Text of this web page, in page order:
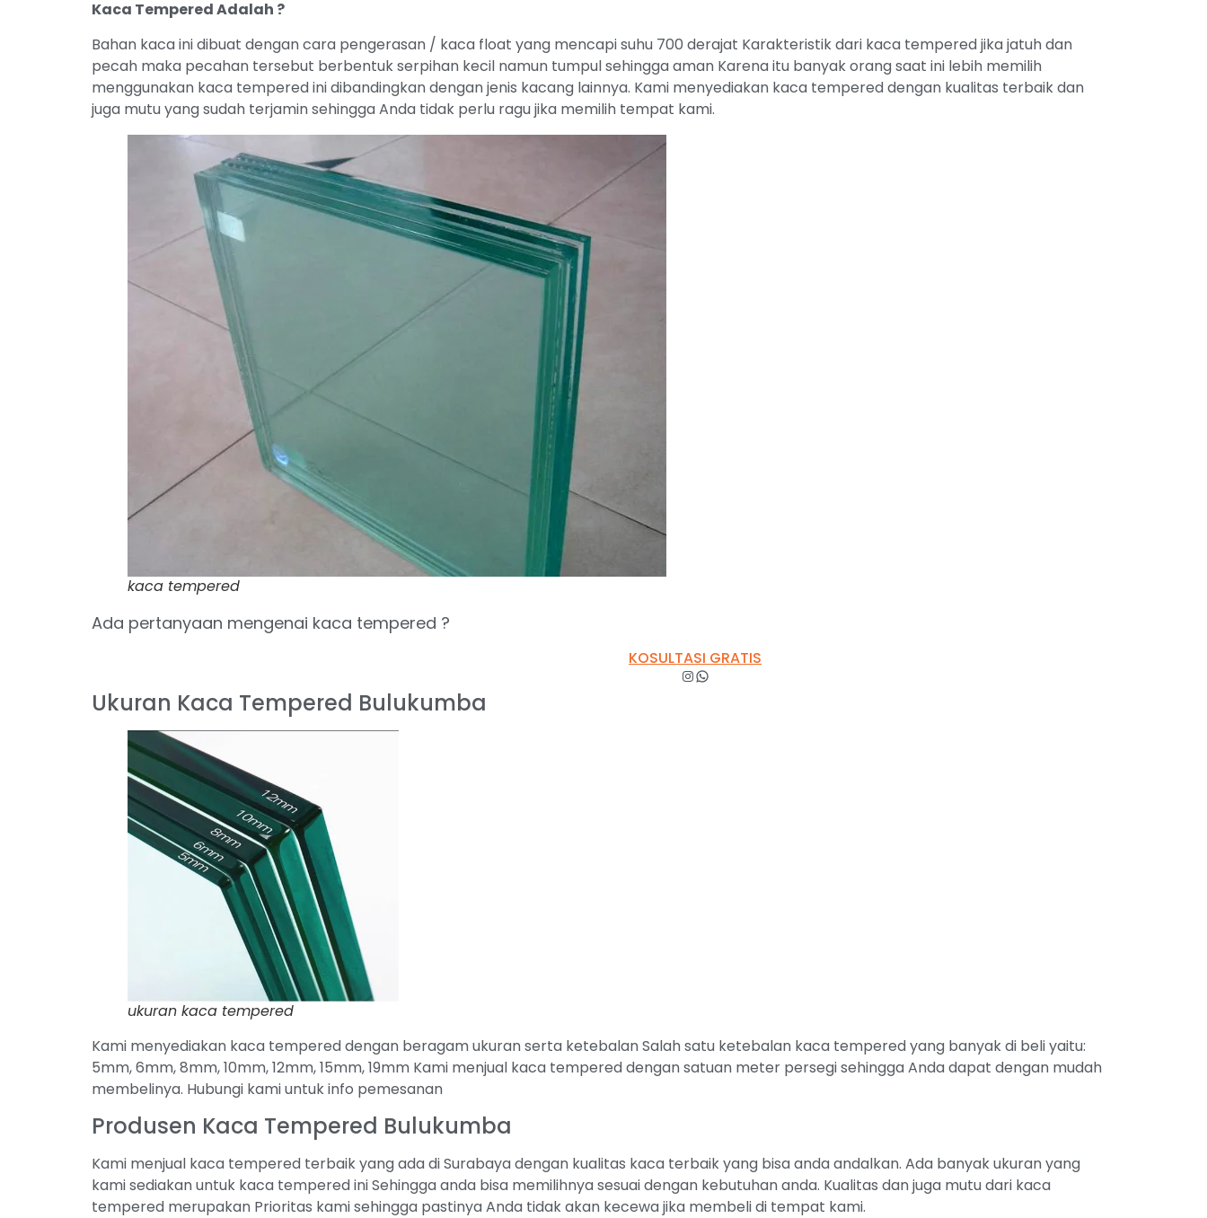
Kaca Tempered Adalah ?
Bahan kaca ini dibuat dengan cara pengerasan / kaca float yang mencapi suhu 700 derajat Karakteristik dari kaca tempered jika jatuh dan
pecah maka pecahan tersebut berbentuk serpihan kecil namun tumpul sehingga aman Karena itu banyak orang saat ini lebih memilih
menggunakan kaca tempered ini dibandingkan dengan jenis kacang lainnya. Kami menyediakan kaca tempered dengan kualitas terbaik dan
juga mutu yang sudah terjamin sehingga Anda tidak perlu ragu jika memilih tempat kami.
kaca tempered
Ada pertanyaan mengenai kaca tempered ?
KOSULTASI GRATIS
Ukuran Kaca Tempered Bulukumba
ukuran kaca tempered
Kami menyediakan kaca tempered dengan beragam ukuran serta ketebalan Salah satu ketebalan kaca tempered yang banyak di beli yaitu:
5mm, 6mm, 8mm, 10mm, 12mm, 15mm, 19mm Kami menjual kaca tempered dengan satuan meter persegi sehingga Anda dapat dengan mudah
membelinya. Hubungi kami untuk info pemesanan
Produsen Kaca Tempered Bulukumba
Kami menjual kaca tempered terbaik yang ada di Surabaya dengan kualitas kaca terbaik yang bisa anda andalkan. Ada banyak ukuran yang
kami sediakan untuk kaca tempered ini Sehingga anda bisa memilihnya sesuai dengan kebutuhan anda. Kualitas dan juga mutu dari kaca
tempered merupakan Prioritas kami sehingga pastinya Anda tidak akan kecewa jika membeli di tempat kami.